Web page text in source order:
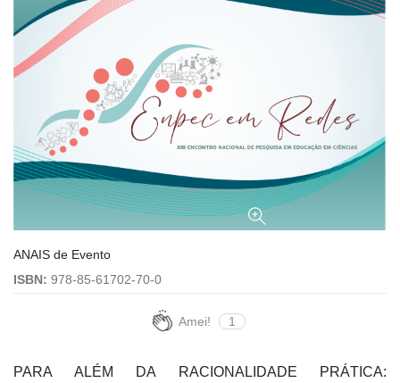
ANAIS de Evento
ISBN: 978-85-61702-70-0
Amei! 1
PARA ALÉM DA RACIONALIDADE PRÁTICA: